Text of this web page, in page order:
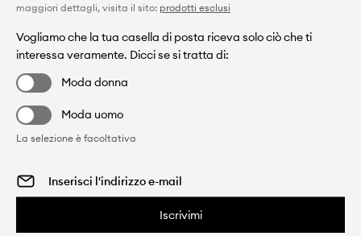
maggiori dettagli, visita il sito: prodotti esclusi
Vogliamo che la tua casella di posta riceva solo ciò che ti
interessa veramente. Dicci se si tratta di:
Moda donna
Moda uomo
La selezione è facoltativa
Iscrivimi